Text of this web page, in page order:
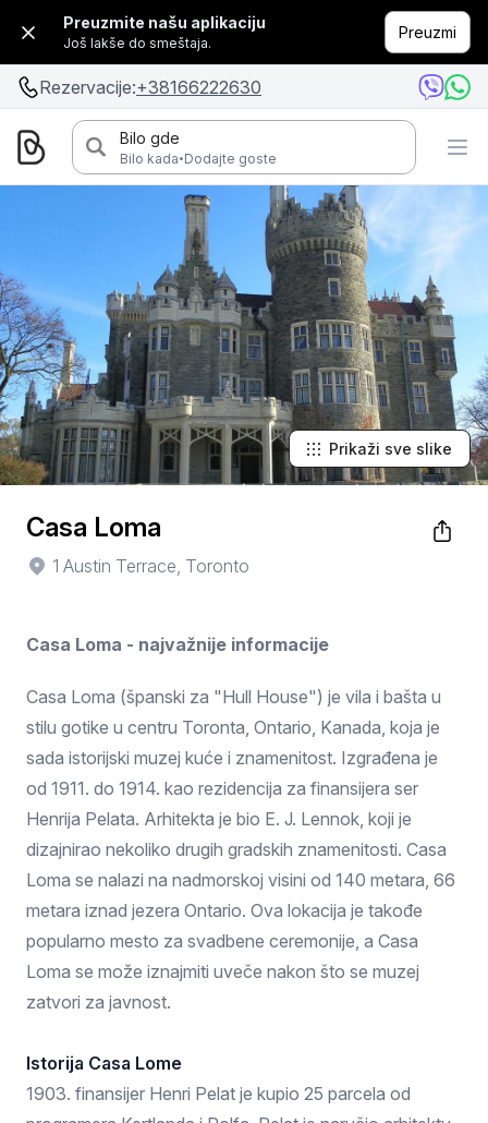
Preuzmite našu aplikaciju
Još lakše do smeštaja.
Preuzmi
Rezervacije:+38166222630
Bilo gde
Bilo kada·Dodajte goste
Prikaži sve slike
Casa Loma
1 Austin Terrace, Toronto
Casa Loma - najvažnije informacije
Casa Loma (španski za "Hull House") je vila i bašta u
stilu gotike u centru Toronta, Ontario, Kanada, koja je
sada istorijski muzej kuće i znamenitost. Izgrađena je
od 1911. do 1914. kao rezidencija za finansijera ser
Henrija Pelata. Arhitekta je bio E. J. Lennok, koji je
dizajnirao nekoliko drugih gradskih znamenitosti. Casa
Loma se nalazi na nadmorskoj visini od 140 metara, 66
metara iznad jezera Ontario. Ova lokacija je takođe
popularno mesto za svadbene ceremonije, a Casa
Loma se može iznajmiti uveče nakon što se muzej
zatvori za javnost.
Istorija Casa Lome
1903. finansijer Henri Pelat je kupio 25 parcela od